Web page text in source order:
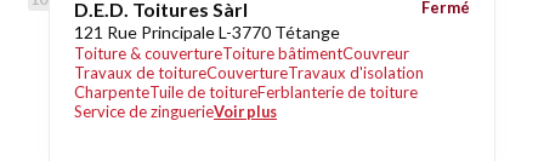
D.E.D. Toitures Sàrl
121 Rue Principale L-3770 Tétange
Toiture & couvertureToiture bâtimentCouvreur
Travaux de toitureCouvertureTravaux d'isolation
CharpenteTuile de toitureFerblanterie de toiture
Service de zinguerieVoir plus
Fermé